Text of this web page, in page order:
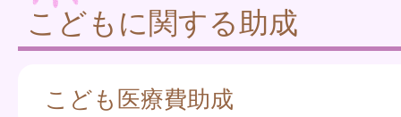
こどもに関する助成
こども医療費助成